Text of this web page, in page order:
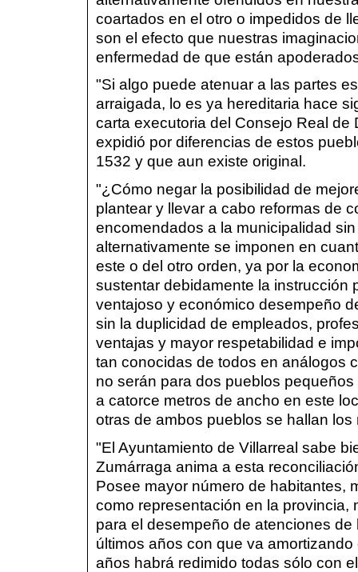
coartados en el otro o impedidos de
son el efecto que nuestras
enfermedad de que están
"Si algo puede atenuar a las partes
arraigada, lo es ya hereditaria hace
carta executoria del Consejo Real
expidió por diferencias de estos
1532 y que aun existe original.
"¿Cómo negar la posibilidad de
plantear y llevar a cabo reformas de
encomendados a la municipalidad
alternativamente se imponen en
este o del otro orden, ya por la
sustentar debidamente la instrucción
ventajoso y económico desempeño
sin la duplicidad de empleados,
ventajas y mayor respetabilidad e
tan conocidas de todos en análogos
no serán para dos pueblos
a catorce metros de ancho en este
otras de ambos pueblos se hallan
"El Ayuntamiento de Villarreal sabe
Zumárraga anima a esta
Posee mayor número de habitantes,
como representación en la
para el desempeño de atenciones
últimos años con que va
años habrá redimido todas sólo con